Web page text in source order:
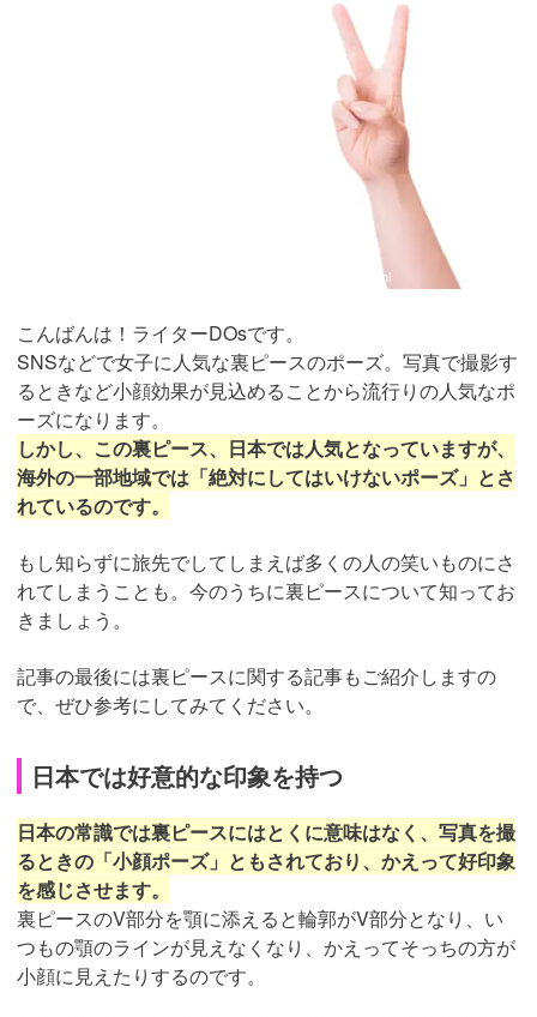
https://www.pakutaso.com/20170545128post-11363.html
こんばんは！ライターDOsです。
SNSなどで女子に人気な裏ピースのポーズ。写真で撮影す
るときなど小顔効果が見込めることから流行りの人気なポ
ーズになります。
しかし、この裏ピース、日本では人気となっていますが、
海外の一部地域では「絶対にしてはいけないポーズ」とさ
れているのです。
もし知らずに旅先でしてしまえば多くの人の笑いものにさ
れてしまうことも。今のうちに裏ピースについて知ってお
きましょう。
記事の最後には裏ピースに関する記事もご紹介しますの
で、ぜひ参考にしてみてください。
日本では好意的な印象を持つ
日本の常識では裏ピースにはとくに意味はなく、写真を撮
るときの「小顔ポーズ」ともされており、かえって好印象
を感じさせます。
裏ピースのV部分を顎に添えると輪郭がV部分となり、い
つもの顎のラインが見えなくなり、かえってそっちの方が
小顔に見えたりするのです。